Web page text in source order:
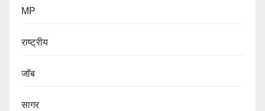
MP
राष्ट्रीय
जॉब
सागर